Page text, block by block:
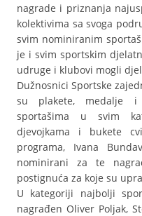
nagrade i priznanja
kolektivima sa svoga
svim nominiranim
je i svim sportskim
udruge i klubovi mogli
Dužnosnici Sportske
su plakete, medalje i
sportašima u svim
djevojkama i bukete
programa, Ivana
nominirani za te
postignuća za koje su
U kategoriji najbolji
nagrađen Oliver Poljak,